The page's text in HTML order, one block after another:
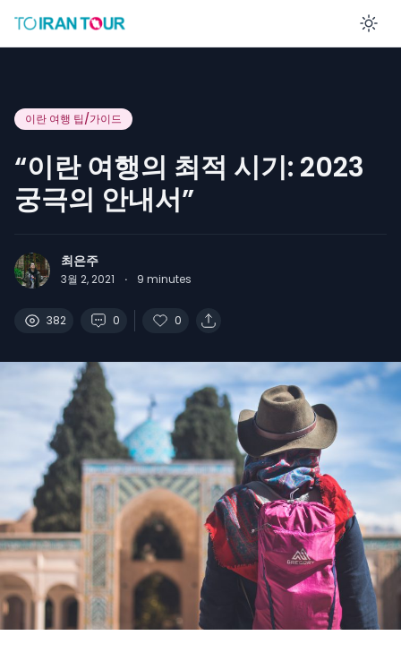
이란 여행 팁/가이드
“이란 여행의 최적 시기: 2023
궁극의 안내서”
최은주
3월 2, 2021 · 9 minutes
382 0 0